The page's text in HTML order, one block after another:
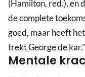
(Hamilton, red.), en
de complete
goed, maar heeft
trekt George de kar."
Mentale